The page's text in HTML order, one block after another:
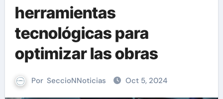
herramientas
tecnológicas para
optimizar las obras
Por SeccioNNoticias Oct 5, 2024